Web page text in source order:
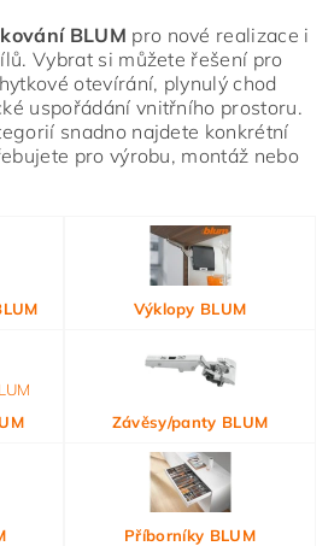
s
BLUM pro nové realizace i
Vybrat si můžete řešení pro
otevírání, plynulý chod
uspořádání vnitřního prostoru.
snadno najdete konkrétní
pro výrobu, montáž nebo
Výklopy BLUM
Závěsy/panty BLUM
Příborníky BLUM